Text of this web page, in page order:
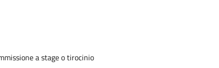
a stage o tirocinio